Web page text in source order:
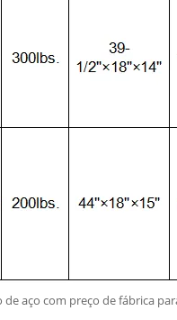
aço com preço de fábrica